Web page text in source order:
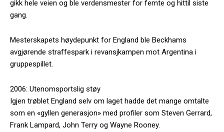
gikk hele veien og ble verdensmester for femte og hittil siste
gang.
Mesterskapets høydepunkt for England ble Beckhams
avgjørende straffespark i revansjkampen mot Argentina i
gruppespillet.
2006: Utenomsportslig støy
Igjen trøblet England selv om laget hadde det mange omtalte
som en «gyllen generasjon» med profiler som Steven Gerrard,
Frank Lampard, John Terry og Wayne Rooney.